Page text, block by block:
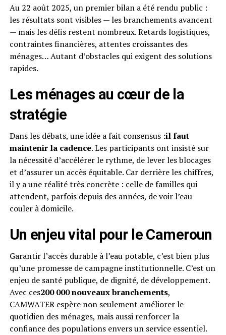
Au 22 août 2025, un premier bilan a été rendu public :
les résultats sont visibles — les branchements avancent
— mais les défis restent nombreux. Retards logistiques,
contraintes financières, attentes croissantes des
ménages… Autant d’obstacles qui exigent des solutions
rapides.
Les ménages au cœur de la
stratégie
Dans les débats, une idée a fait consensus :il faut
maintenir la cadence. Les participants ont insisté sur
la nécessité d’accélérer le rythme, de lever les blocages
et d’assurer un accès équitable. Car derrière les chiffres,
il y a une réalité très concrète : celle de familles qui
attendent, parfois depuis des années, de voir l’eau
couler à domicile.
Un enjeu vital pour le Cameroun
Garantir l’accès durable à l’eau potable, c’est bien plus
qu’une promesse de campagne institutionnelle. C’est un
enjeu de santé publique, de dignité, de développement.
Avec ces200 000 nouveaux branchements,
CAMWATER espère non seulement améliorer le
quotidien des ménages, mais aussi renforcer la
confiance des populations envers un service essentiel.